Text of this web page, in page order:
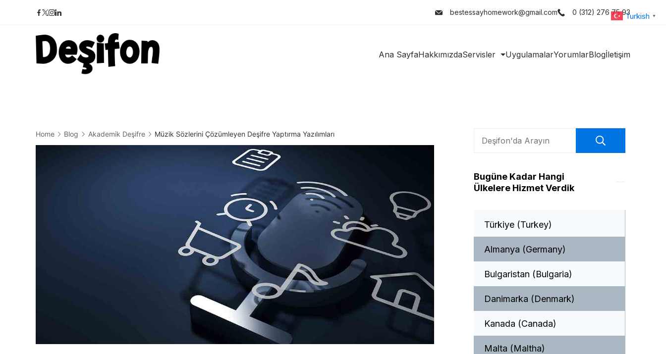
bestessayhomework@gmail.com 0 (312) 276 75 93
Ana SayfaHakkımızdaServisler UygulamalarYorumlarBlogİletişim
Home Blog Akademik Deşifre Müzik Sözlerini Çözümleyen Deşifre Yaptırma Yazılımları
Bugüne Kadar Hangi
Ülkelere Hizmet Verdik
Türkiye (Turkey)
Almanya (Germany)
Bulgaristan (Bulgaria)
Danimarka (Denmark)
Kanada (Canada)
Malta (Maltha)
Turkish ▼